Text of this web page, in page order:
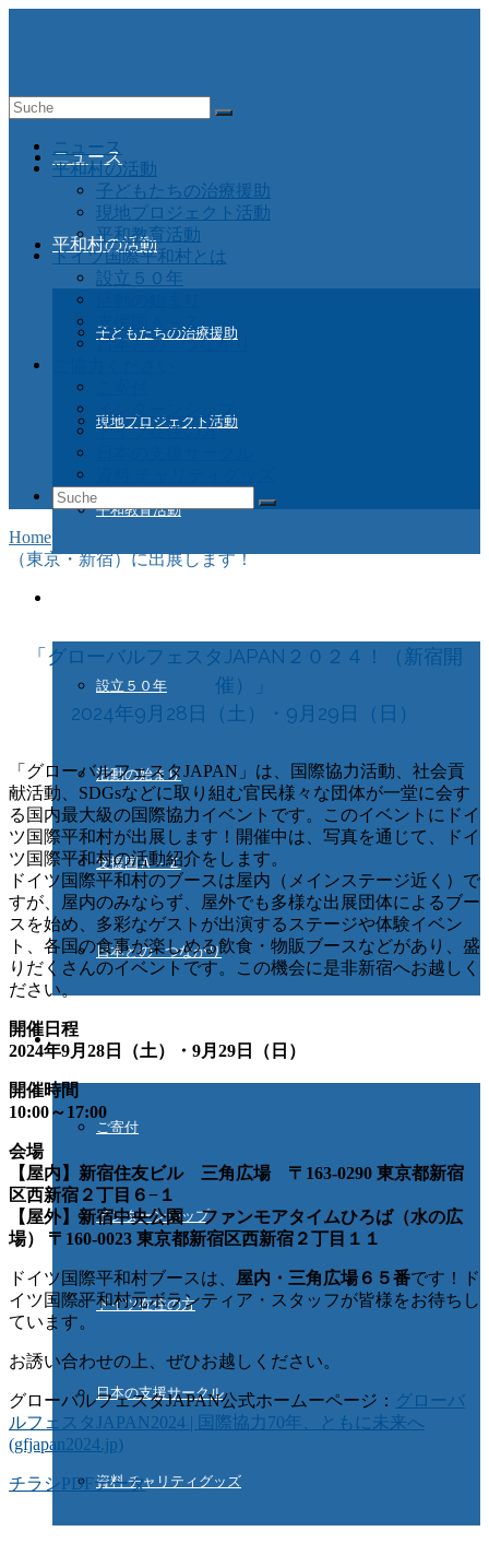
ニュース
平和村の活動
子どもたちの治療援助
現地プロジェクト活動
平和教育活動
設立５０年
活動の始まり
支援国Ａ－Ｚ
日本との つながり
ご協力ください
ご寄付
インターンシップ
ドイツ在住の方
日本の支援サークル
資料 チャリティグッズ
Suche
ニュース
平和村の活動
子どもたちの治療援助
現地プロジェクト活動
平和教育活動
ドイツ国際平和村とは
設立５０年
支援国Ａ－Ｚ
日本との つながり
インターンシップ
ドイツ在住の方
Suche
nach:
Home
（東京・新宿）に出展します！
「グローバルフェスタJAPAN２０２４！（新宿開
催）」
2024年9月28日（土）・9月29日（日）
「グローバルフェスタJAPAN」は、国際協力活動、社会貢
献活動、SDGsなどに取り組む官民様々な団体が一堂に会す
る国内最大級の国際協力イベントです。このイベントにドイ
ツ国際平和村が出展します！開催中は、写真を通じて、ドイ
ツ国際平和村の活動紹介をします。
ドイツ国際平和村のブースは屋内（メインステージ近く）で
すが、屋内のみならず、屋外でも多様な出展団体によるブー
スを始め、多彩なゲストが出演するステージや体験イベン
ト、各国の食事が楽しめる飲食・物販ブースなどがあり、盛
りだくさんのイベントです。この機会に是非新宿へお越しく
ださい。
開催日程
2024年9月28日（土）・9月29日（日）
開催時間
10:00～17:00
会場
【屋内】新宿住友ビル 三角広場 〒163-0290 東京都新宿
区西新宿２丁目６−１
【屋外】新宿中央公園 ファンモアタイムひろば（水の広
場） 〒160-0023 東京都新宿区西新宿２丁目１１
ドイツ国際平和村ブースは、 屋内・三角広場６５番です！ド
イツ国際平和村元ボランティア・スタッフが皆様をお待ちし
ています。
お誘い合わせの上、ぜひお越しください。
グローバルフェスタJAPAN公式ホームーページ： グローバ
ルフェスタJAPAN2024 | 国際協力70年、ともに未来へ
(gfjapan2024.jp)
チラシPDFデータ